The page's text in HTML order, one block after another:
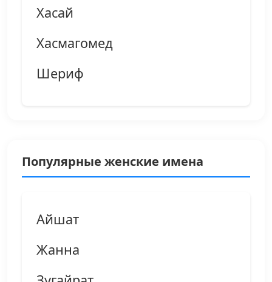
Хасай
Хасмагомед
Шериф
Популярные женские имена
Айшат
Жанна